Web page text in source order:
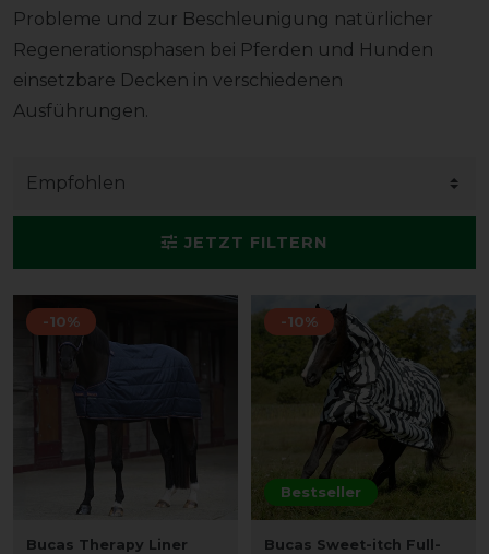
Probleme und zur Beschleunigung natürlicher
Regenerationsphasen bei Pferden und Hunden
einsetzbare Decken in verschiedenen
Ausführungen.
JETZT FILTERN
-10%
Bucas Therapy Liner
Bestseller
-10%
Bucas Sweet-itch Full-